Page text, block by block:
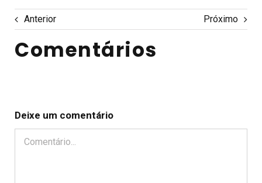
Anterior Próximo
Comentários
Deixe um comentário
Comentário